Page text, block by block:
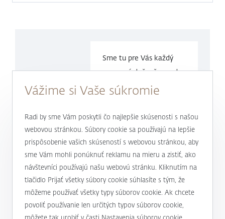
Sme tu pre Vás každý
pracovný deň v časeod
9.00 do17.00 hod.
0800 900 500
alebo +421 232 607 187
J&T BANKA
Kto sme
Vážime si Vaše súkromie
Radi by sme Vám poskytli čo najlepšie skúsenosti s našou
webovou stránkou. Súbory cookie sa používajú na lepšie
prispôsobenie vašich skúseností s webovou stránkou, aby
sme Vám mohli ponúknuť reklamu na mieru a zistiť, ako
návštevníci používajú našu webovú stránku. Kliknutím na
tlačidlo Prijať všetky súbory cookie súhlasíte s tým, že
môžeme používať všetky typy súborov cookie. Ak chcete
povoliť používanie len určitých typov súborov cookie,